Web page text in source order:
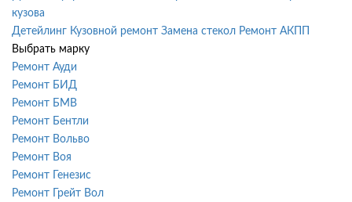
кузова
Детейлинг Кузовной ремонт Замена стекол Ремонт АКПП
Выбрать марку
Ремонт Ауди
Ремонт БИД
Ремонт БМВ
Ремонт Бентли
Ремонт Вольво
Ремонт Воя
Ремонт Генезис
Ремонт Грейт Вол